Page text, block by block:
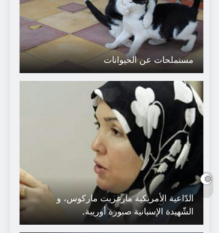
مستملحات عن الحيوانات
الدّاعية الأمريكية مارغريت ماركوس، و
الشّهيدة الإسبانية صبورة أوريبة.